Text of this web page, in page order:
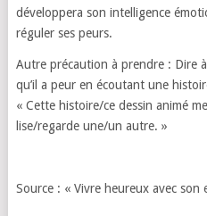
développera son intelligence
réguler ses peurs.
Autre précaution à prendre : Dire
qu’il a peur en écoutant une
« Cette histoire/ce dessin animé
lise/regarde une/un autre. »
Source : « Vivre heureux avec